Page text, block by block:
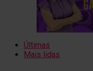
Últimas
Mais lidas